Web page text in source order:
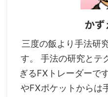
か
三度の飯より手法研
す。 手法の研究とテ
ぎるFXトレーダーで
やFXポケットからは